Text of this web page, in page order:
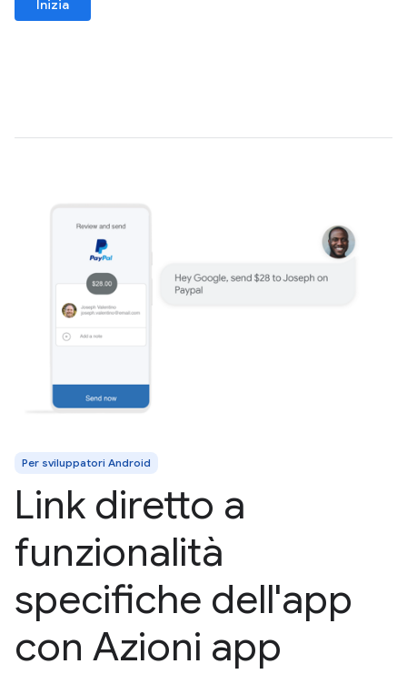
Inizia
Per sviluppatori Android
Link diretto a
funzionalità
specifiche dell'app
con Azioni app